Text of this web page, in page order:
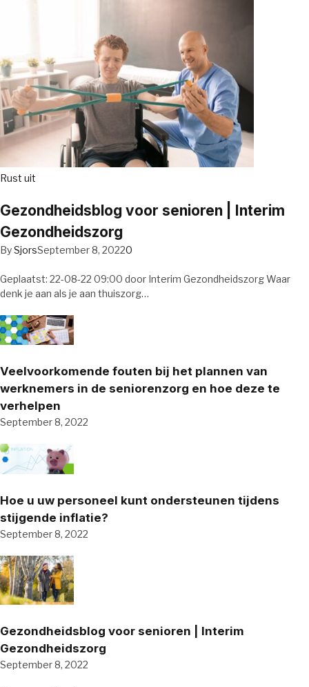
Rust uit
Gezondheidsblog voor senioren | Interim
Gezondheidszorg
BySjorsSeptember 8, 20220
Geplaatst: 22-08-22 09:00 door Interim Gezondheidszorg Waar
denk je aan als je aan thuiszorg…
Veelvoorkomende fouten bij het plannen van
werknemers in de seniorenzorg en hoe deze te
verhelpen
September 8, 2022
Hoe u uw personeel kunt ondersteunen tijdens
stijgende inflatie?
September 8, 2022
Gezondheidsblog voor senioren | Interim
Gezondheidszorg
September 8, 2022